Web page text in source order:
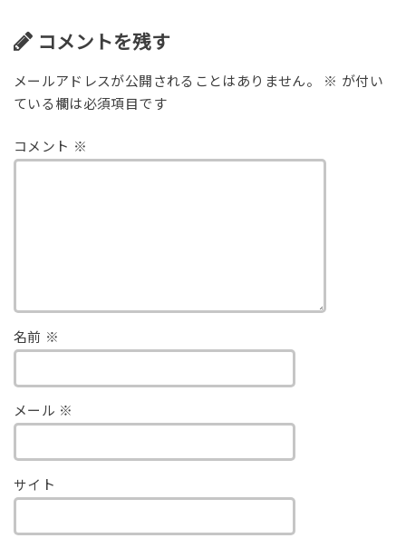
コメントを残す
メールアドレスが公開されることはありません。 ※ が付い
ている欄は必須項目です
コメント ※
名前 ※
メール ※
サイト